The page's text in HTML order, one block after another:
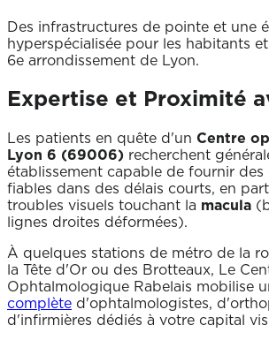
Des infrastructures de pointe et une
hyperspécialisée pour les habitants
6e arrondissement de Lyon.
Expertise et Proximité
Les patients en quête d'un Centre
Lyon 6 (69006) recherchent
établissement capable de fournir des
fiables dans des délais courts, en
troubles visuels touchant la macula
lignes droites déformées).
À quelques stations de métro de la
la Tête d'Or ou des Brotteaux, Le
Ophtalmologique Rabelais mobilise
complète d'ophtalmologistes,
d'infirmières dédiés à votre capital